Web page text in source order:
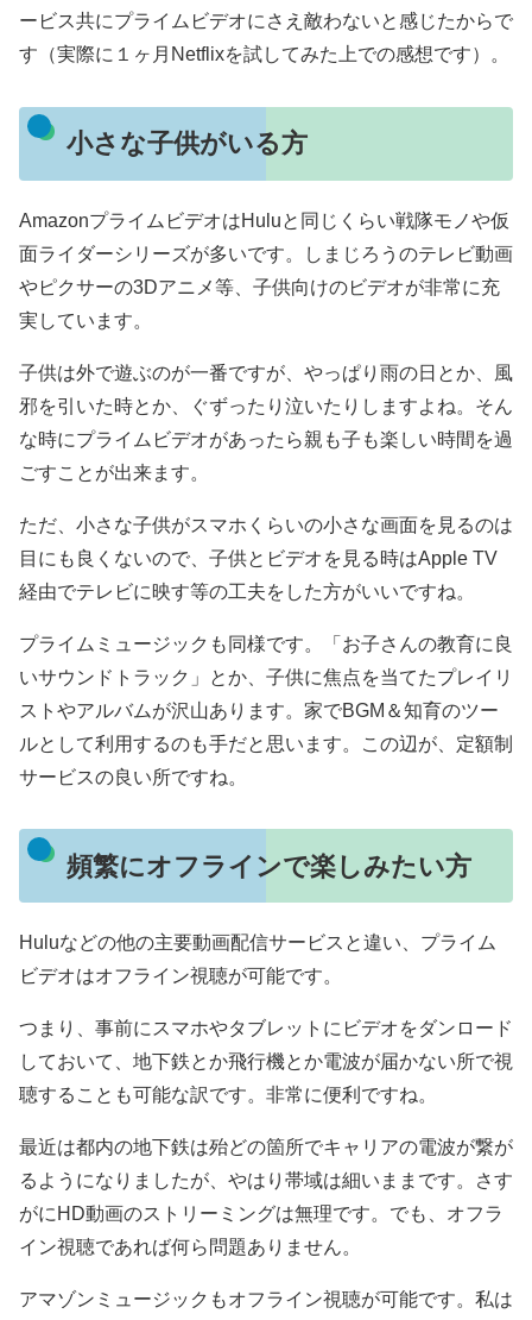
ービス共にプライムビデオにさえ敵わないと感じたからで
す（実際に１ヶ月Netflixを試してみた上での感想です）。
小さな子供がいる方
AmazonプライムビデオはHuluと同じくらい戦隊モノや仮
面ライダーシリーズが多いです。しまじろうのテレビ動画
やピクサーの3Dアニメ等、子供向けのビデオが非常に充
実しています。
子供は外で遊ぶのが一番ですが、やっぱり雨の日とか、風
邪を引いた時とか、ぐずったり泣いたりしますよね。そん
な時にプライムビデオがあったら親も子も楽しい時間を過
ごすことが出来ます。
ただ、小さな子供がスマホくらいの小さな画面を見るのは
目にも良くないので、子供とビデオを見る時はApple TV
経由でテレビに映す等の工夫をした方がいいですね。
プライムミュージックも同様です。「お子さんの教育に良
いサウンドトラック」とか、子供に焦点を当てたプレイリ
ストやアルバムが沢山あります。家でBGM＆知育のツー
ルとして利用するのも手だと思います。この辺が、定額制
サービスの良い所ですね。
頻繁にオフラインで楽しみたい方
Huluなどの他の主要動画配信サービスと違い、プライム
ビデオはオフライン視聴が可能です。
つまり、事前にスマホやタブレットにビデオをダンロード
しておいて、地下鉄とか飛行機とか電波が届かない所で視
聴することも可能な訳です。非常に便利ですね。
最近は都内の地下鉄は殆どの箇所でキャリアの電波が繋が
るようになりましたが、やはり帯域は細いままです。さす
がにHD動画のストリーミングは無理です。でも、オフラ
イン視聴であれば何ら問題ありません。
アマゾンミュージックもオフライン視聴が可能です。私は